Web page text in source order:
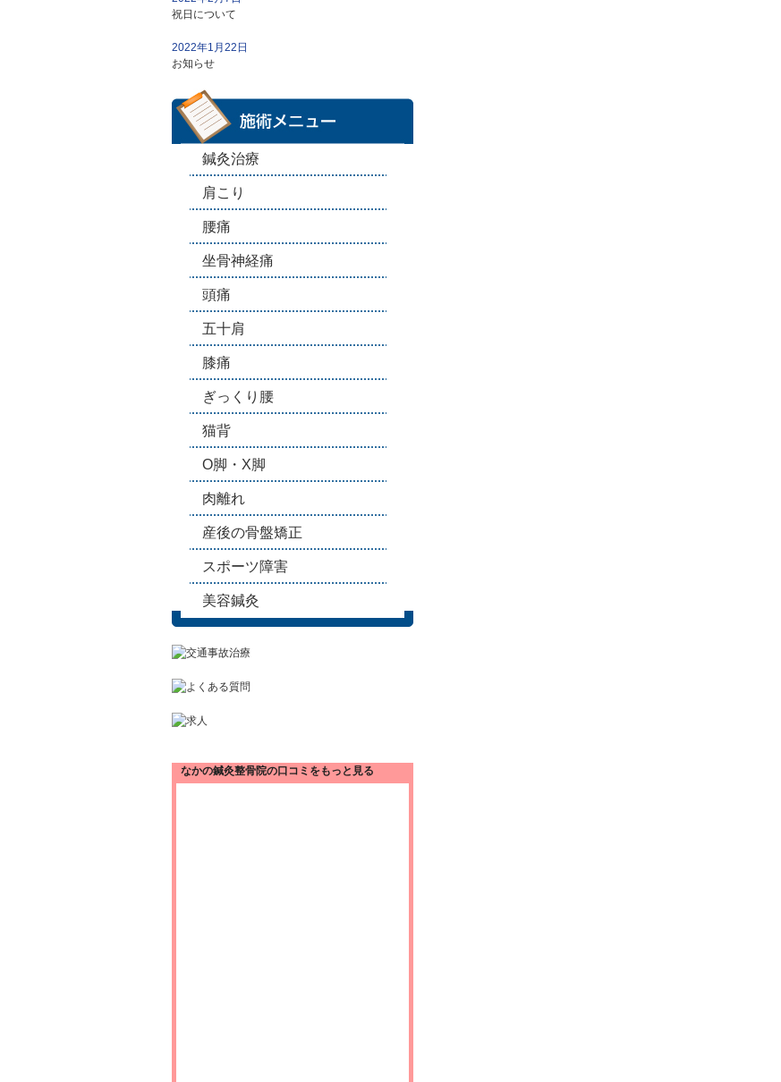
祝日について
2022年1月22日
お知らせ
鍼灸治療
肩こり
腰痛
坐骨神経痛
頭痛
五十肩
膝痛
ぎっくり腰
猫背
O脚・X脚
肉離れ
産後の骨盤矯正
スポーツ障害
美容鍼灸
なかの鍼灸整骨院の口コミをもっと見る